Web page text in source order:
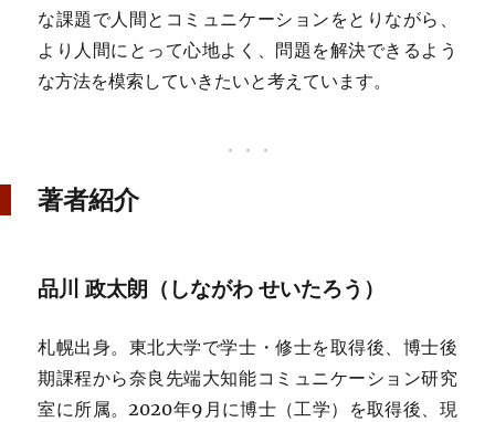
な課題で人間とコミュニケーションをとりながら、
より人間にとって心地よく、問題を解決できるよう
な方法を模索していきたいと考えています。
著者紹介
品川 政太朗（しながわ せいたろう）
札幌出身。東北大学で学士・修士を取得後、博士後
期課程から奈良先端大知能コミュニケーション研究
室に所属。2020年9月に博士（工学）を取得後、現